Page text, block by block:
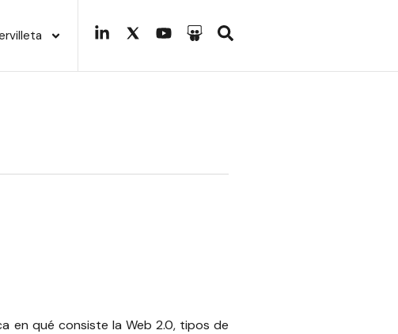
en qué consiste la Web 2.0, tipos de